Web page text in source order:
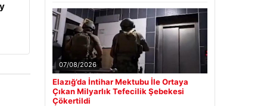
07/08/2026
Elazığ’da İntihar Mektubu İle Ortaya
Çıkan Milyarlık Tefecilik Şebekesi
Çökertildi